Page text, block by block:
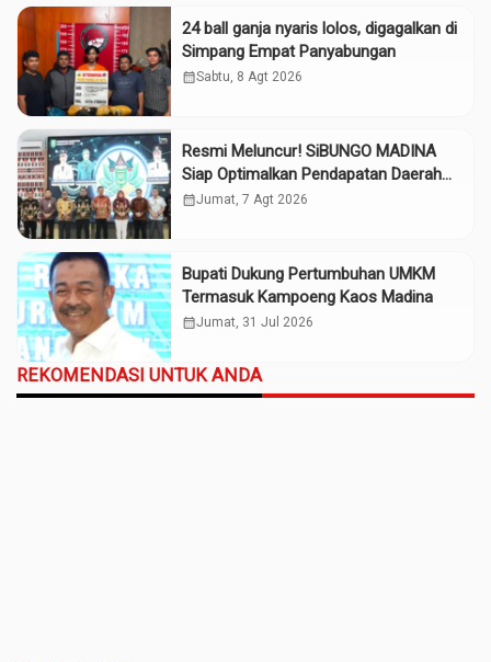
24 ball ganja nyaris lolos, digagalkan di
Simpang Empat Panyabungan
calendar_monthSabtu, 8 Agt 2026
Resmi Meluncur! SiBUNGO MADINA
Siap Optimalkan Pendapatan Daerah
Madina
calendar_monthJumat, 7 Agt 2026
Bupati Dukung Pertumbuhan UMKM
Termasuk Kampoeng Kaos Madina
calendar_monthJumat, 31 Jul 2026
REKOMENDASI UNTUK ANDA